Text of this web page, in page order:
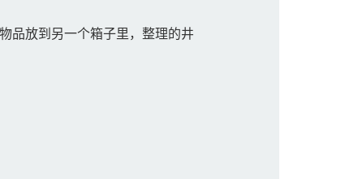
品放到另一个箱子里，整理的井